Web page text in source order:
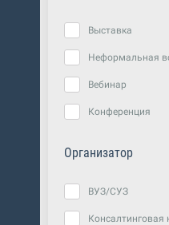
Выставка
Неформальная
Вебинар
Конференция
Организатор
ВУЗ/СУЗ